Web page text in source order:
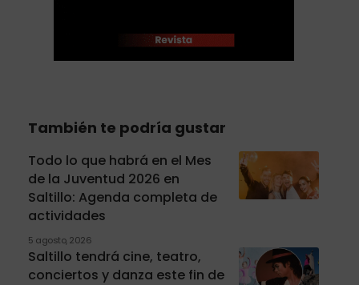
También te podría gustar
Todo lo que habrá en el Mes
de la Juventud 2026 en
Saltillo: Agenda completa de
actividades
5 agosto, 2026
Saltillo tendrá cine, teatro,
conciertos y danza este fin de